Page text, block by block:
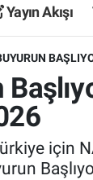
Yayın Akışı
için
ve Arşiv